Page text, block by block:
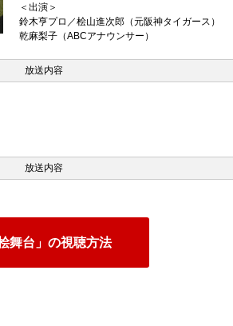
＜出演＞
鈴木亨プロ／桧山進次郎（元阪神タイガース）
乾麻梨子（ABCアナウンサー）
放送内容
放送内容
舞台」の視聴方法